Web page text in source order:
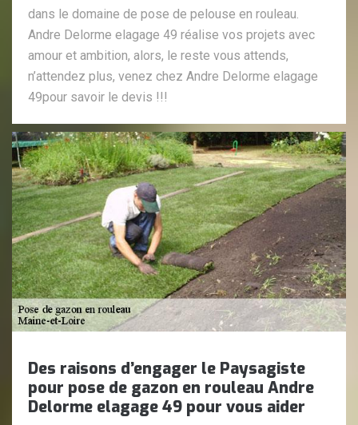
dans le domaine de pose de pelouse en rouleau.
Andre Delorme elagage 49 réalise vos projets avec
amour et ambition, alors, le reste vous attends,
n’attendez plus, venez chez Andre Delorme elagage
49pour savoir le devis !!!
Des raisons d’engager le Paysagiste
pour pose de gazon en rouleau Andre
Delorme elagage 49 pour vous aider